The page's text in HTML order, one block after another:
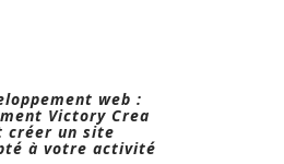
web :
Victory Crea
créer un site
à votre activité